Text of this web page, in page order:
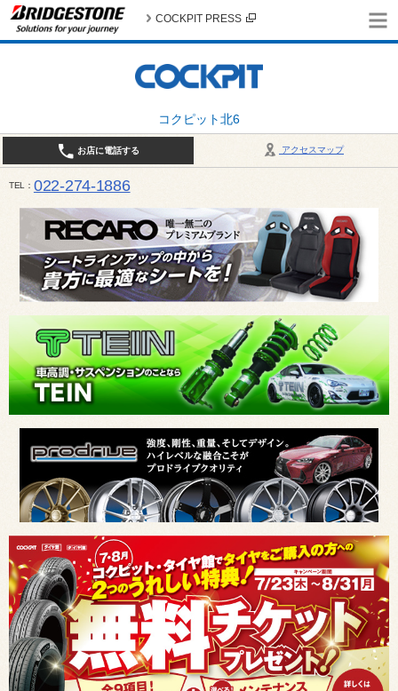
コクピット北6
COCKPIT PRESS
アクセスマップ
お店に電話する
TEL 022-274-1886